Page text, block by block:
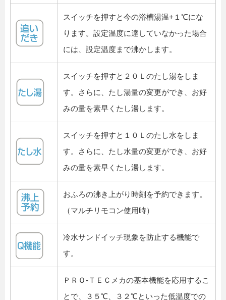
スイッチを押すと今の浴槽湯温+１℃にな
ります。設定温度に達していなかった場合
には、設定温度まで沸かします。
スイッチを押すと２０Ｌのたし湯をしま
す。さらに、たし湯量の変更ができ、お好
みの量を素早くたし湯します。
スイッチを押すと１０Ｌのたし水をしま
す。さらに、たし水量の変更ができ、お好
みの量を素早くたし湯します。
おふろの沸き上がり時刻を予約できます。
（マルチリモコン使用時）
冷水サンドイッチ現象を防止する機能で
す。
ＰＲＯ-ＴＥＣメカの基本機能を応用するこ
とで、３５℃、３２℃といった低温度での